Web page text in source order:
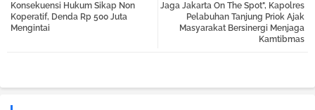
atsa
Jaga Jakarta On The Spot", Kapolres
Pelabuhan Tanjung Priok Ajak
Masyarakat Bersinergi Menjaga
Kamtibmas
Konsekuensi Hukum Sikap Non
Koperatif, Denda Rp 500 Juta
Mengintai